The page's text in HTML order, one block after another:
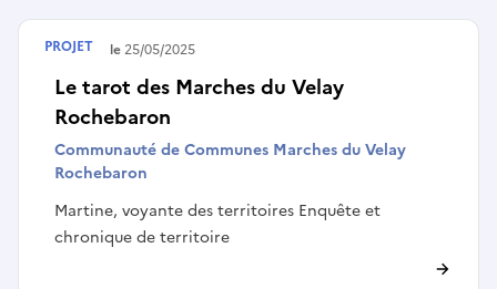
Le tarot des Marches du Velay
Rochebaron
Communauté de Communes Marches du Velay
Rochebaron
Martine, voyante des territoires Enquête et
chronique de territoire
Terminé le25/05/2025
PROJET